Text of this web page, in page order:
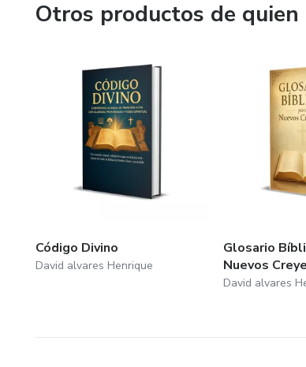
Otros productos de
Código Divino
David alvares Henrique
Glosario
Nuevos
David alvares